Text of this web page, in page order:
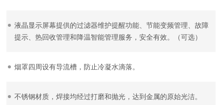
液晶显示屏幕提供的过滤器维护提醒功能、节能变频管理、故障
提示、热回收管理和降温智能管理服务，安全有效。（可选）
烟罩四周设有导流槽，防止冷凝水滴落。
不锈钢材质，焊接均经过打磨和抛光，达到金属的原始光洁。